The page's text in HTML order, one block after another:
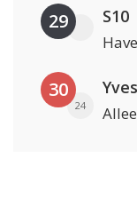
29 S10
30
24